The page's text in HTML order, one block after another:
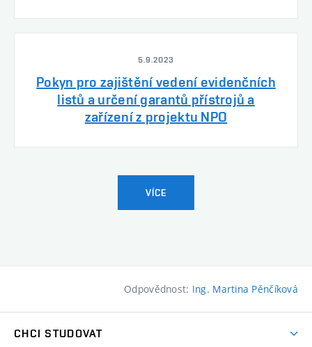
5.9.2023
Pokyn pro zajištění vedení evidenčních
listů a určení garantů přístrojů a
zařízení z projektu NPO
VÍCE
Odpovědnost: Ing. Martina Pěnčíková
CHCI STUDOVAT